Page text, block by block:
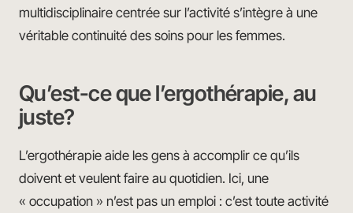
multidisciplinaire centrée sur l’activité s’intègre à une
véritable continuité des soins pour les femmes.
Qu’est-ce que l’ergothérapie, au
juste?
L’ergothérapie aide les gens à accomplir ce qu’ils
doivent et veulent faire au quotidien. Ici, une
« occupation » n’est pas un emploi : c’est toute activité